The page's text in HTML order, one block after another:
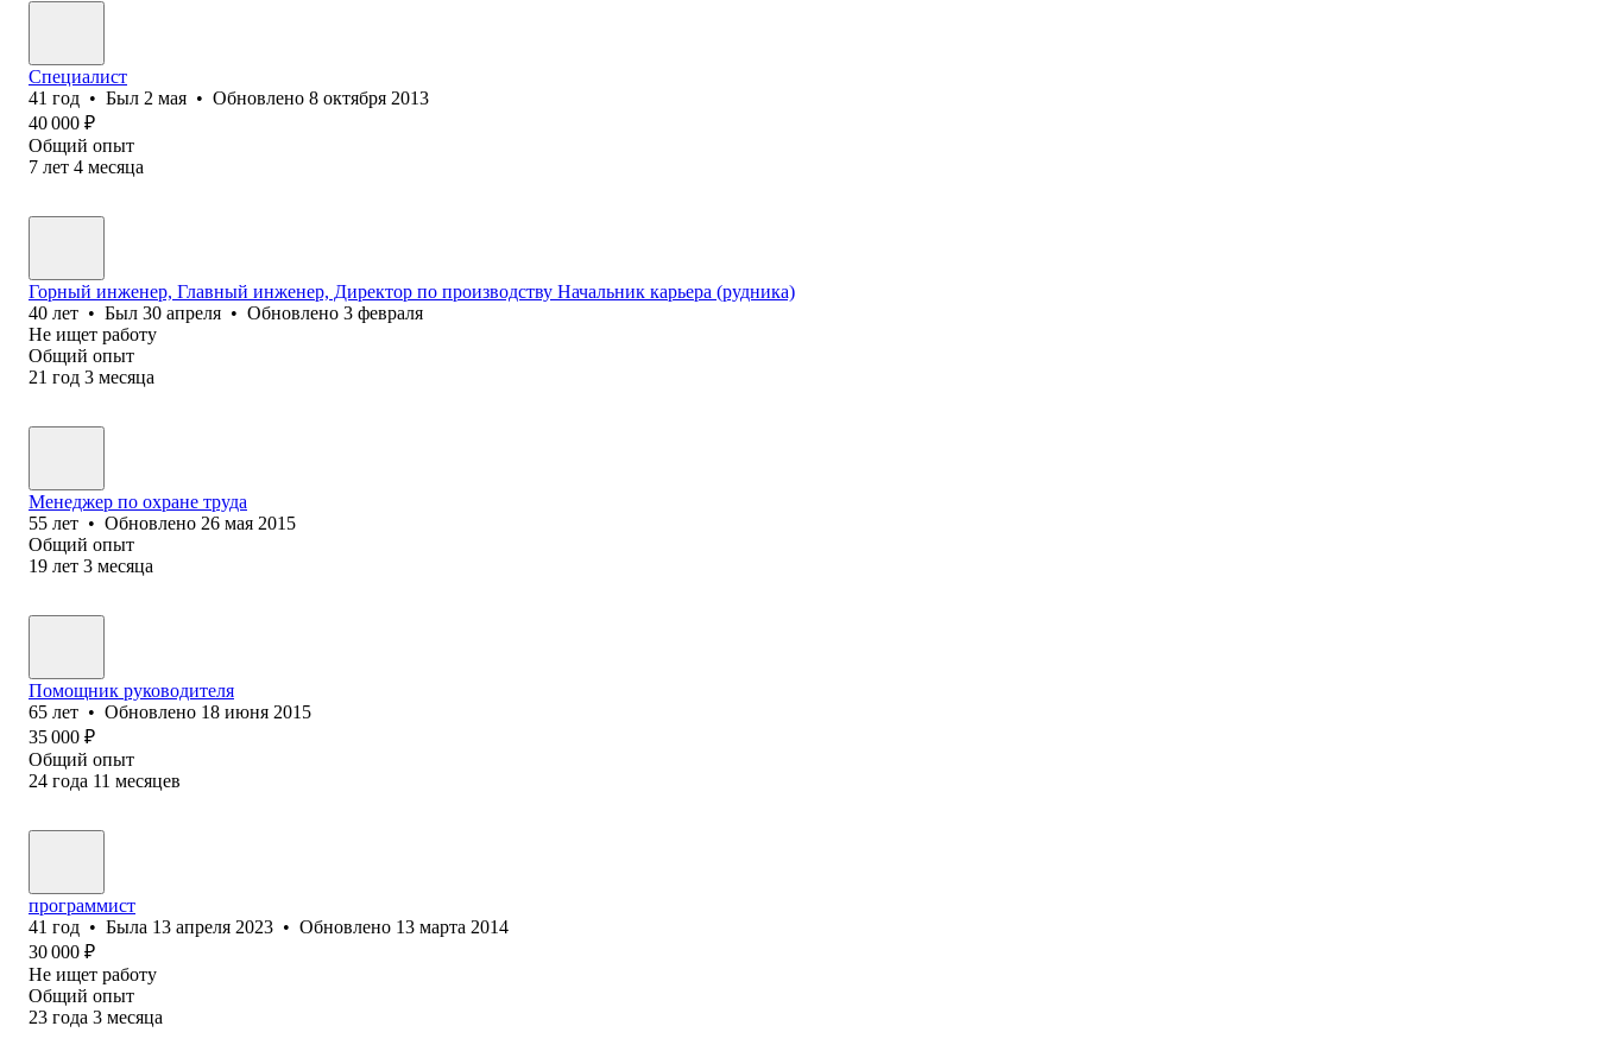
Специалист
41 год • Был 2 мая • Обновлено 8 октября 2013
40 000 ₽
Общий опыт
7 лет 4 месяца
Горный инженер, Главный инженер, Директор по производству Начальник карьера (рудника)
40 лет • Был 30 апреля • Обновлено 3 февраля
Не ищет работу
Общий опыт
21 год 3 месяца
Менеджер по охране труда
55 лет • Обновлено 26 мая 2015
Общий опыт
19 лет 3 месяца
Помощник руководителя
65 лет • Обновлено 18 июня 2015
35 000 ₽
Общий опыт
24 года 11 месяцев
программист
41 год • Была 13 апреля 2023 • Обновлено 13 марта 2014
30 000 ₽
Не ищет работу
Общий опыт
23 года 3 месяца